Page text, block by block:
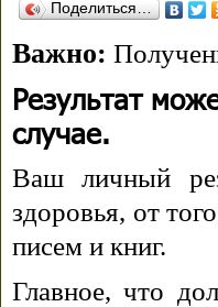
Поделиться…
Важно:
Результат
случае.
Ваш личный
здоровья, от
писем и книг.
Главное, что